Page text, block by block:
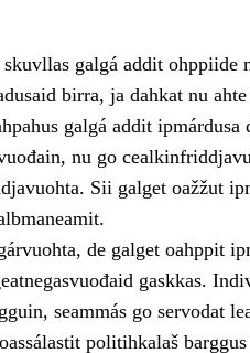
galgá addit ohppiide
birra, ja dahkat nu
galgá addit
nu go
Sii galget oažžut
de galget oahppit
gaskkas.
seammás go servodat
politihkalaš